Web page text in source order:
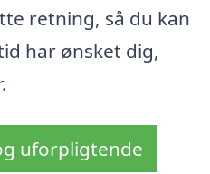
retning, så du kan
har ønsket dig,
uforpligtende